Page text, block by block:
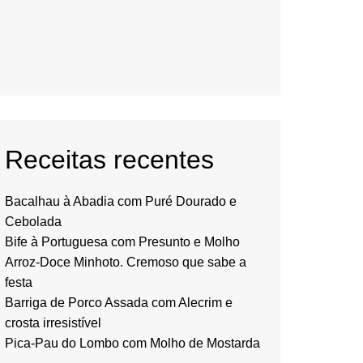
Receitas recentes
Bacalhau à Abadia com Puré Dourado e
Cebolada
Bife à Portuguesa com Presunto e Molho
Arroz-Doce Minhoto. Cremoso que sabe a
festa
Barriga de Porco Assada com Alecrim e
crosta irresistível
Pica-Pau do Lombo com Molho de Mostarda